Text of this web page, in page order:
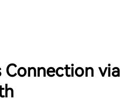
Connection via